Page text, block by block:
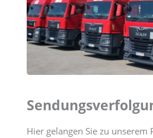
Hier gelangen Sie zu unserem